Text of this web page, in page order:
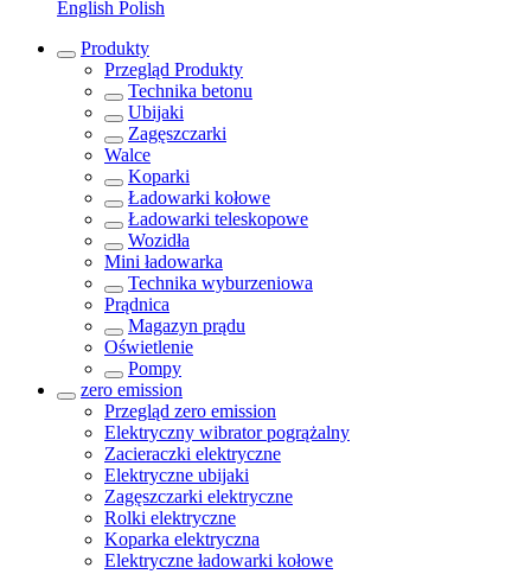
English Polish
Produkty
Przegląd Produkty
Technika betonu
Ubijaki
Zagęszczarki
Walce
Koparki
Ładowarki kołowe
Ładowarki teleskopowe
Wozidła
Mini ładowarka
Technika wyburzeniowa
Prądnica
Magazyn prądu
Oświetlenie
Pompy
zero emission
Przegląd zero emission
Elektryczny wibrator pogrążalny
Zacieraczki elektryczne
Elektryczne ubijaki
Zagęszczarki elektryczne
Rolki elektryczne
Koparka elektryczna
Elektryczne ładowarki kołowe